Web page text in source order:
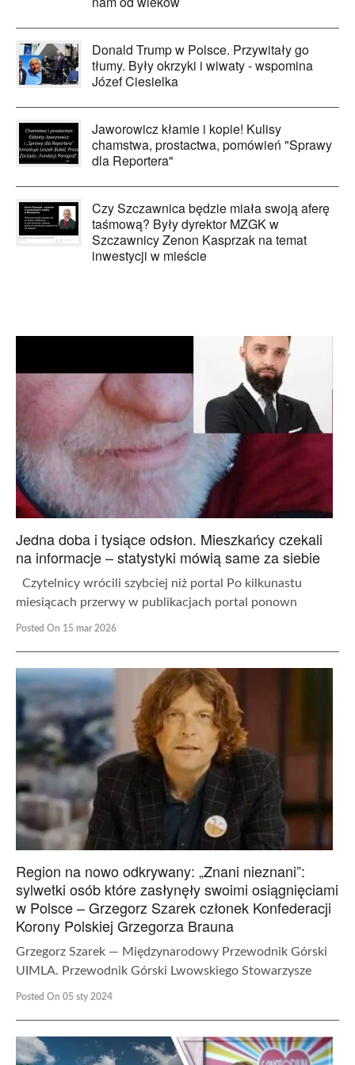
Donald Trump w Polsce. Przywitały go
tłumy. Były okrzyki i wiwaty - wspomina
Józef Ciesielka
Jaworowicz kłamie i kopie! Kulisy
chamstwa, prostactwa, pomówień "Sprawy
dla Reportera"
Czy Szczawnica będzie miała swoją aferę
taśmową? Były dyrektor MZGK w
Szczawnicy Zenon Kasprzak na temat
inwestycji w mieście
Jedna doba i tysiące odsłon. Mieszkańcy czekali
na informacje – statystyki mówią same za siebie
Czytelnicy wrócili szybciej niż portal Po kilkunastu
miesiącach przerwy w publikacjach portal ponown
Posted On 15 mar 2026
Region na nowo odkrywany: „Znani nieznani”:
sylwetki osób które zasłynęły swoimi osiągnięciami
w Polsce – Grzegorz Szarek członek Konfederacji
Korony Polskiej Grzegorza Brauna
Grzegorz Szarek — Międzynarodowy Przewodnik Górski
UIMLA. Przewodnik Górski Lwowskiego Stowarzysze
Posted On 05 sty 2024